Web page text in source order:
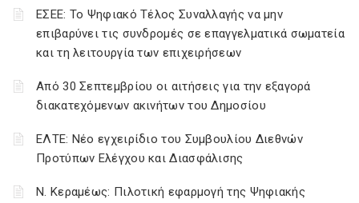
ΕΣΕΕ: Το Ψηφιακό Τέλος Συναλλαγής να μην
επιβαρύνει τις συνδρομές σε επαγγελματικά σωματεία
και τη λειτουργία των επιχειρήσεων
Από 30 Σεπτεμβρίου οι αιτήσεις για την εξαγορά
διακατεχόμενων ακινήτων του Δημοσίου
ΕΛΤΕ: Νέο εγχειρίδιο του Συμβουλίου Διεθνών
Προτύπων Ελέγχου και Διασφάλισης
Ν. Κεραμέως: Πιλοτική εφαρμογή της Ψηφιακής